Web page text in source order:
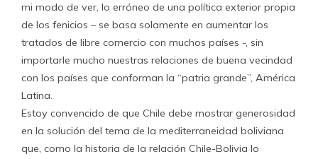
mi modo de ver, lo erróneo de una política exterior propia
de los fenicios – se basa solamente en aumentar los
tratados de libre comercio con muchos países -, sin
importarle mucho nuestras relaciones de buena vecindad
con los países que conforman la “patria grande”, América
Latina.
Estoy convencido de que Chile debe mostrar generosidad
en la solución del tema de la mediterraneidad boliviana
que, como la historia de la relación Chile-Bolivia lo